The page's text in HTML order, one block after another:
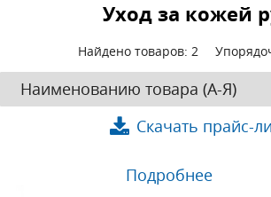
Уход за кожей
Найдено товаров: 2
Скачать прайс-
Подробнее